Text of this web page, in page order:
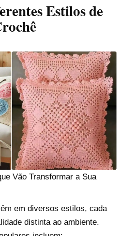
Estilos de
Vão Transformar a Sua
em diversos estilos, cada
distinta ao ambiente.